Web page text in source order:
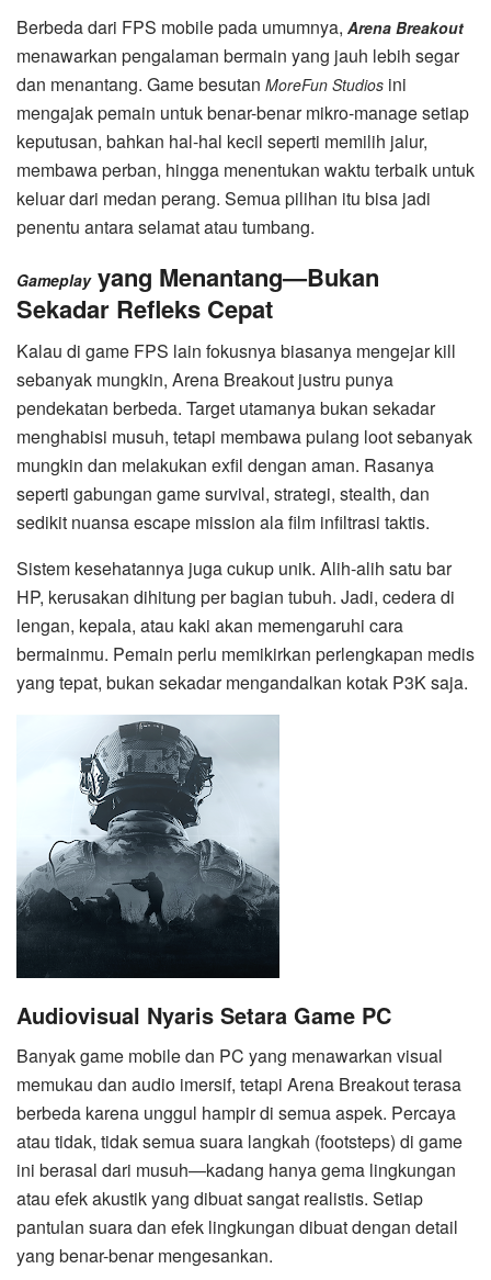
Berbeda dari FPS mobile pada umumnya, Arena Breakout
menawarkan pengalaman bermain yang jauh lebih segar
dan menantang. Game besutan MoreFun Studios ini
mengajak pemain untuk benar-benar mikro-manage setiap
keputusan, bahkan hal-hal kecil seperti memilih jalur,
membawa perban, hingga menentukan waktu terbaik untuk
keluar dari medan perang. Semua pilihan itu bisa jadi
penentu antara selamat atau tumbang.
Gameplayyang Menantang—Bukan
Sekadar Refleks Cepat
Kalau di game FPS lain fokusnya biasanya mengejar kill
sebanyak mungkin, Arena Breakout justru punya
pendekatan berbeda. Target utamanya bukan sekadar
menghabisi musuh, tetapi membawa pulang loot sebanyak
mungkin dan melakukan exfil dengan aman. Rasanya
seperti gabungan game survival, strategi, stealth, dan
sedikit nuansa escape mission ala film infiltrasi taktis.
Sistem kesehatannya juga cukup unik. Alih-alih satu bar
HP, kerusakan dihitung per bagian tubuh. Jadi, cedera di
lengan, kepala, atau kaki akan memengaruhi cara
bermainmu. Pemain perlu memikirkan perlengkapan medis
yang tepat, bukan sekadar mengandalkan kotak P3K saja.
Audiovisual Nyaris Setara Game PC
Banyak game mobile dan PC yang menawarkan visual
memukau dan audio imersif, tetapi Arena Breakout terasa
berbeda karena unggul hampir di semua aspek. Percaya
atau tidak, tidak semua suara langkah (footsteps) di game
ini berasal dari musuh—kadang hanya gema lingkungan
atau efek akustik yang dibuat sangat realistis. Setiap
pantulan suara dan efek lingkungan dibuat dengan detail
yang benar-benar mengesankan.